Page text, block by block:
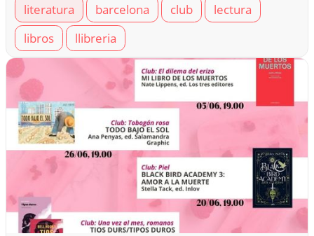
literatura
barcelona club
lectura
libros
llibreria